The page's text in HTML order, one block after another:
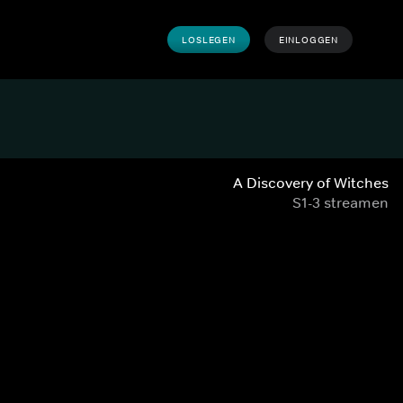
LOSLEGEN EINLOGGEN
A Discovery of Witches
S1-3 streamen